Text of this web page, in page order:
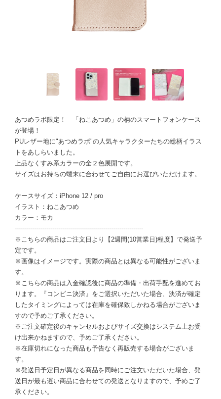
あつめラボ限定！ 「ねこあつめ」の柄のスマートフォンケース
が登場！
PUレザー地に"あつめラボ"の人気キャラクターたちの総柄イラス
トをあしらいました。
上品なくすみ系カラーの全２色展開です。
サイズはお持ちの端末に合わせてご自由にお選びいただけます。
ケースサイズ：iPhone 12 / pro
イラスト：ねこあつめ
カラー：モカ
-----------------------------------------------------------------
※こちらの商品はご注文日より【2週間(10営業日)程度】で発送予
定です。
※画像はイメージです。実際の商品とは異なる可能性がございま
す。
※こちらの商品は入金確認後に商品の準備・出荷手配を進めてお
ります。『コンビニ決済』をご選択いただいた場合、決済が確定
したタイミングによっては在庫を確保致しかねる場合がございま
すので予めご了承ください。
※ご注文確定後のキャンセルおよびサイズ交換はシステム上お受
け出来かねますので、予めご了承ください。
※在庫切れになった商品も予告なく再販売する場合がございま
す。
※発送日予定日が異なる商品を同時にご注文いただいた場合、発
送日が最も遅い商品に合わせての発送となりますので、予めご了
承ください。